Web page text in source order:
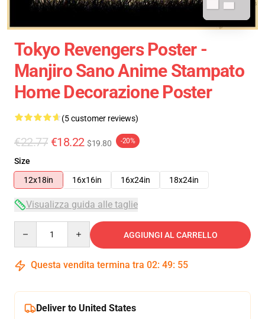
Tokyo Revengers Poster -
Manjiro Sano Anime Stampato
Home Decorazione Poster
(5 customer reviews)
€22.77 €18.22 $19.80 -20%
Size
12x18in
16x16in 16x24in 18x24in
Visualizza guida alle taglie
AGGIUNGI AL CARRELLO
Questa vendita termina tra 02: 49: 54
Deliver to United States